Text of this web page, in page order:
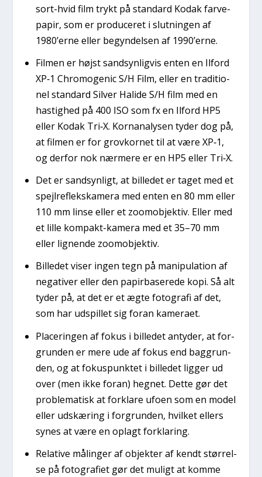
sort-hvid film trykt på stan­dard Kodak far­ve­
pa­pir, som er pro­du­ce­ret i slut­nin­gen af
1980’erne eller begyn­del­sen af 1990’erne.
Fil­men er højst sand­syn­lig­vis enten en Ilford
XP‑1 Chro­mo­ge­nic S/H Film, eller en tra­di­tio­
nel stan­dard Sil­ver Hali­de S/H film med en
hastig­hed på 400 ISO som fx en Ilford HP5
eller Kodak Tri‑X. Kor­n­a­na­ly­sen tyder dog på,
at fil­men er for grov­kor­net til at være XP‑1,
og der­for nok nær­me­re er en HP5 eller Tri‑X.
Det er sand­syn­ligt, at bil­le­det er taget med et
spejl­re­fleks­ka­me­ra med enten en 80 mm eller
110 mm lin­se eller et zoo­mob­jek­tiv. Eller med
et lil­le kom­pakt-kame­ra med et 35–70 mm
eller lig­nen­de zoo­mob­jek­tiv.
Bil­le­det viser ingen tegn på mani­pu­la­tion af
nega­ti­ver eller den papir­ba­se­re­de kopi. Så alt
tyder på, at det er et ægte foto­gra­fi af det,
som har udspil­let sig for­an kame­ra­et.
Pla­ce­rin­gen af fokus i bil­le­det anty­der, at for­
grun­den er mere ude af fokus end bag­grun­
den, og at fokus­punk­tet i bil­le­det lig­ger ud
over (men ikke for­an) heg­net. Det­te gør det
pro­ble­ma­tisk at for­kla­re ufo­en som en model
eller udskæ­ring i for­grun­den, hvil­ket ellers
synes at være en oplagt for­kla­ring.
Rela­ti­ve målin­ger af objek­ter af kendt stør­rel­
se på foto­gra­fi­et gør det muligt at kom­me